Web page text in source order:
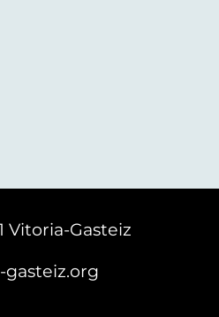
Vitoria-Gasteiz